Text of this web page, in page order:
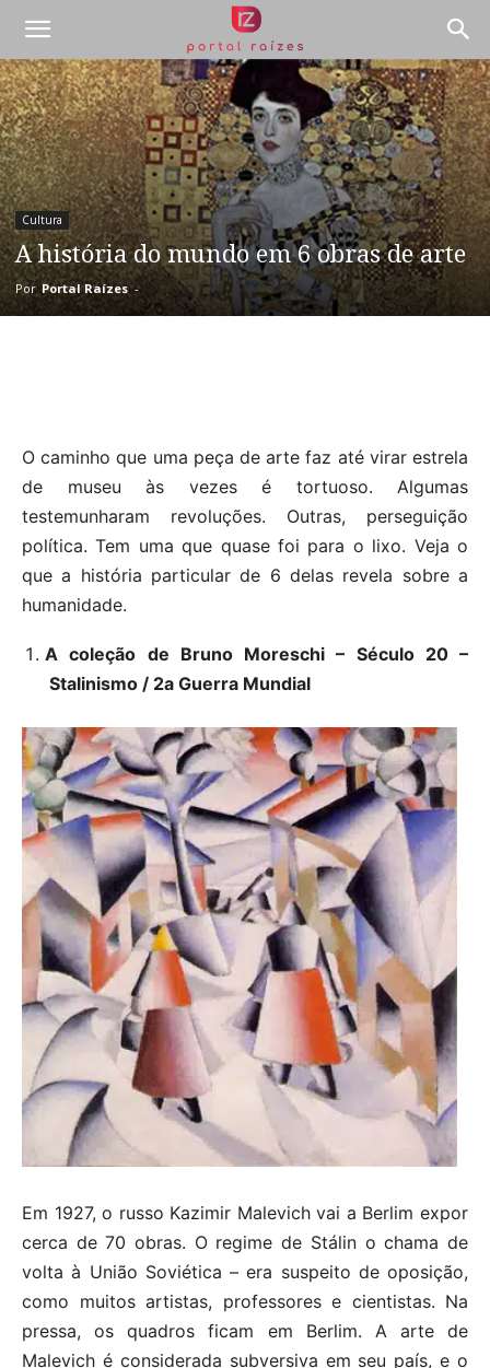
Cultura
A história do mundo em 6 obras de arte
Por Portal Raízes -
O caminho que uma peça de arte faz até virar estrela
de museu às vezes é tortuoso. Algumas
testemunharam revoluções. Outras, perseguição
política. Tem uma que quase foi para o lixo. Veja o
que a história particular de 6 delas revela sobre a
humanidade.
A coleção de Bruno Moreschi – Século 20 –
Stalinismo / 2a Guerra Mundial
Em 1927, o russo Kazimir Malevich vai a Berlim expor
cerca de 70 obras. O regime de Stálin o chama de
volta à União Soviética – era suspeito de oposição,
como muitos artistas, professores e cientistas. Na
pressa, os quadros ficam em Berlim. A arte de
Malevich é considerada subversiva em seu país, e o